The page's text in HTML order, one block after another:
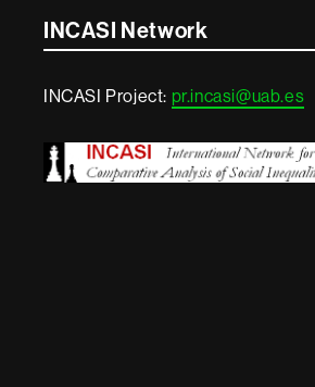
Contacte
informació
legal
INCASI Network
INCASI Project: pr.incasi@uab.es